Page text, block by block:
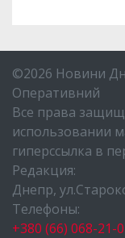
©2026 Новини
Оперативний
Все права
использовании
гиперссылка в
Редакция:
Днепр,
Телефоны:
+380 (66) 068-21-